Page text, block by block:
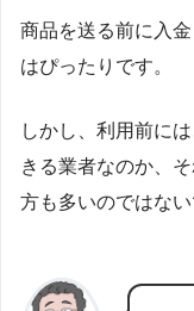
商品を送る前に入
はぴったりです。
しかし、利用前に
きる業者なのか、
方も多いのではない